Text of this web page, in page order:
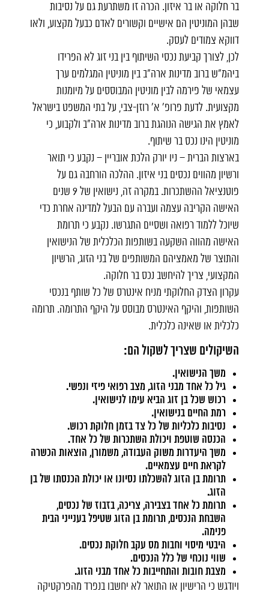
בר חלוקה או בר איזון. הכרה זו משתרעת גם על נסיבות
שבהן המוניטין הם אישיים וקשורים לאדם כבעל מקצוע, ולאו
דווקא צמודים לעסק.
לכן, לצורך קביעת נכסי השיתוף בין בני זוג לא הפרידו
ביהמ"ש ברוב מדינות ארה"ב בין מוניטין המגלמים ערך
עצמאי של פירמה לבין מוניטין המבוססים על מיומנות
מקצועית. לדעת פרופ' א' רוזן-צבי, על בתי המשפט בישראל
לאמץ את הגישה הנוהגת ברוב מדינות ארה"ב ולקבוע, כי
מוניטין הינו נכס בר שיתוף.
בארצות הברית – ניו יורק הלכת אובריין – נקבע כי תואר
ורשיון מהווים נכסים בני איזון. ההלכה הורחבה גם על
פוטנציאל ההשתכרות. במקרה זה, נישואין של 9 שנים
האישה הקריבה עצמה ועברה עם הבעל למדינה אחרת כדי
שיוכל ללמוד רפואה ושסיים התגרשו. נקבע כי תרומת
האישה מהווה השקעה בשותפות הכלכלית של הנישואין
והתוצר של מאמציהם המשותפים של בני הזוג, הרשיון
המקצועי, צריך להיחשב נכס בר חלוקה.
עקרון הצדק החלוקתי מניח אינטרס של כל שותף בנכסי
השותפות, והיקף האינטרס מבוסס על היקף התרומה. תרומה
כלכלית או שאינה כלכלית.
השיקולים שצריך לשקול הם:
משך הנישואין.
גיל כל אחד מבני הזוג, מצב רפואי פיזי ונפשי.
רכוש שכל בן זוג הביא עימו לנישואין.
רמת החיים בנישואין.
נסיבות כלכליות של כל צד בזמן חלוקת רכוש.
הכנסה שוטפת ויכולת השתכרות של כל אחד.
משך היעדרות משוק העבודה, משמורן, הוצאות הכשרה
לקראת חיים עצמאיים.
תרומת בן הזוג להשכלתו נסיונו או יכולת הכנסתו של בן
הזוג.
תרומת כל אחד בצבירה, צריכה, בזבוז של נכסים,
השבחת הנכסים, תרומת בן הזוג שטיפל בענייני הבית
פנימה.
היבטי מיסוי וחבות מס עקב חלוקת נכסים.
שווי נוכחי של כלל הנכסים.
מצבת חובות והתחייבות כל אחד מבני הזוג.
ויודגש כי הרישיון או התואר לא יחשבו בנפרד מהפרקטיקה